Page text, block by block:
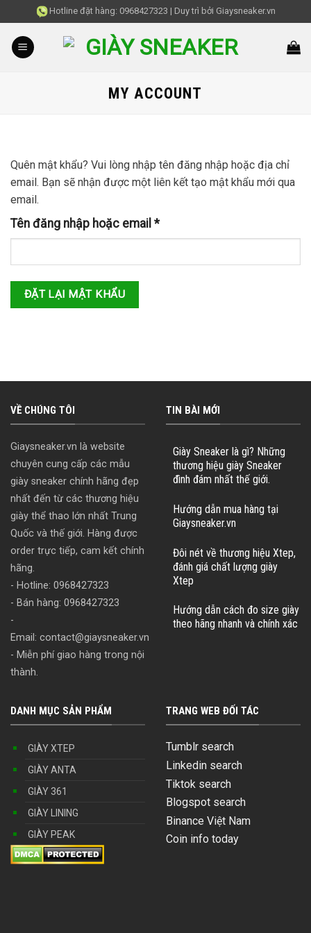
to
content
Hotline đặt hàng: 0968427323 | Duy trì bởi Giaysneaker.vn
MY ACCOUNT
Quên mật khẩu? Vui lòng nhập tên đăng nhập hoặc địa chỉ
email. Bạn sẽ nhận được một liên kết tạo mật khẩu mới qua
email.
Tên đăng nhập hoặc email *Bắt
buộc
ĐẶT LẠI MẬT KHẨU
VỀ CHÚNG TÔI
Giaysneaker.vn là website
chuyên cung cấp các mẫu
giày sneaker chính hãng đẹp
nhất đến từ các thương hiệu
giày thể thao lớn nhất Trung
Quốc và thế giới. Hàng được
order trực tiếp, cam kết chính
hãng.
- Hotline: 0968427323
- Bán hàng: 0968427323
-
Email: contact@giaysneaker.vn
- Miễn phí giao hàng trong nội
thành.
TIN BÀI MỚI
Giày Sneaker là gì? Những
thương hiệu giày Sneaker
đình đám nhất thế giới.
Hướng dẫn mua hàng tại
Giaysneaker.vn
Đôi nét về thương hiệu Xtep,
đánh giá chất lượng giày
Xtep
Hướng dẫn cách đo size giày
theo hãng nhanh và chính xác
DANH MỤC SẢN PHẨM
GIÀY XTEP
GIÀY ANTA
GIÀY 361
GIÀY LINING
GIÀY PEAK
TRANG WEB ĐỐI TÁC
Tumblr search
Linkedin search
Tiktok search
Blogspot search
Binance Việt Nam
Coin info today